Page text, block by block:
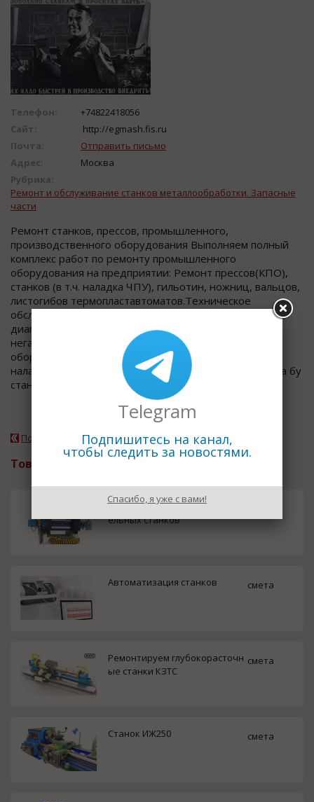
Телефон:
+74822418056
Сайт:
http://egmash.fis.ru
Почта:
Отправить письмо
Адрес:
Москва
Рубрика:
Ремонт и обслуживание станков металлообработки. Запасные
части
Ремонт станков, прессов, промышленного,
производственного оборудования Выполняем полный
комплекс работ по ремонту промышленного
оборудования на предприятии: Ремонт прессов(КПО),
станков (в т.ч. наладка ЧПУ), гильотин, ножниц, вальцов,
листогибов термопластавтоматов.Техническое
обслуживание оборудования. Консультации,
диагностика. Демонтаж,такелаж,перевозка
негабаритного промышленного
оборудования,цехов,производств, монтаж,пуско-
наладка. Договор сервисного обслуживания. Поставка бу
станков,прессо...
Подробнее о компании
Товары и услуги
Модернизация Токарно-карус
ельных станков
Автоматизация станков смета
Ремонтируем глубокорасточн
ые станки КЗТС
смета
Станок ИЖ250 смета
Telegram
Подпишитесь на канал,
чтобы следить за новостями.
Спасибо, я уже с вами!